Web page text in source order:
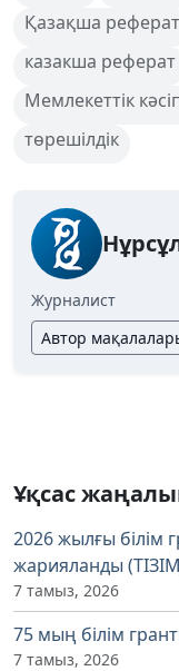
Қазақша реферат
казакша реферат
Мемлекеттік
төрешілдік
Журналист
Автор
Ұқсас
2026 жылғы білім
жарияланды
7 тамыз, 2026
75 мың білім
7 тамыз, 2026